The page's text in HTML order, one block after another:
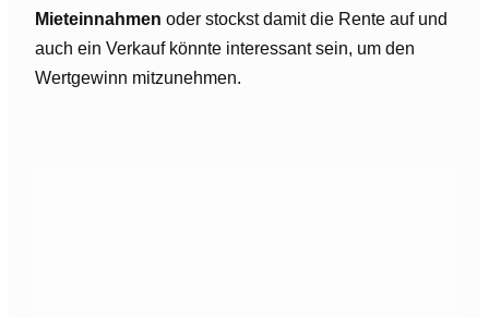
Mieteinnahmen oder stockst damit die Rente auf und
auch ein Verkauf könnte interessant sein, um den
Wertgewinn mitzunehmen.